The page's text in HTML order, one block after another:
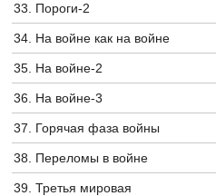
33. Пороги-2
34. На войне как на войне
35. На войне-2
36. На войне-3
37. Горячая фаза войны
38. Переломы в войне
39. Третья мировая